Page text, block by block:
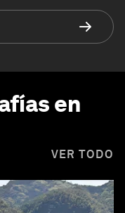
en
VER TODO